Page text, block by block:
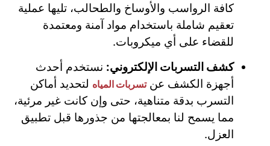
كافة الرواسب والأوساخ والطحالب، تليها عملية
تعقيم شاملة باستخدام مواد آمنة ومعتمدة
للقضاء على أي ميكروبات.
كشف التسربات الإلكتروني: نستخدم أحدث
أجهزة الكشف عنتسربات المياه لتحديد أماكن
التسرب بدقة متناهية، حتى وإن كانت غير مرئية،
مما يسمح لنا بمعالجتها من جذورها قبل تطبيق
العزل.